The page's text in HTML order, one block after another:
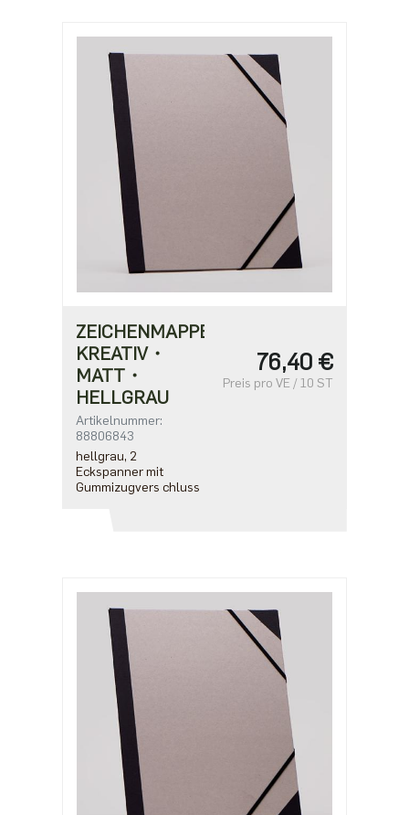
ZEICHENMAPPE
KREATIV・
MATT・
HELLGRAU
Artikelnummer:
88806843
hellgrau, 2
Eckspanner mit
Gummizugvers chluss
76,40 €
Preis pro VE / 10 ST